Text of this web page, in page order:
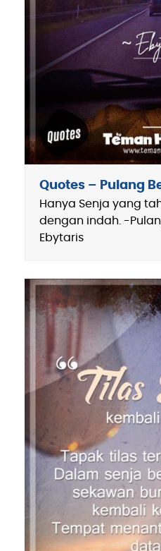
Quotes – Pulang
Hanya Senja yang
dengan indah. -
Ebytaris